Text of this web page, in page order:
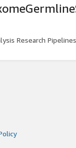
Research